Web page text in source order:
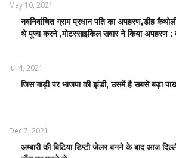
May 10, 2021
LATEST
NEWS /
नवनिर्वाचित ग्राम प्रधान पति का अपहरण,डीह
थे पूजा करने ,मोटरसाइकिल सवार ने किया अपहरण :
Jul 4, 2021
LATEST
जिस गाड़ी पर भाजपा की झंडी, उसमें है सबसे बड़ा
Dec 7, 2021
EDUCATION
अम्बारी की बिटिया डिप्टी जेलर बनने के बाद आज